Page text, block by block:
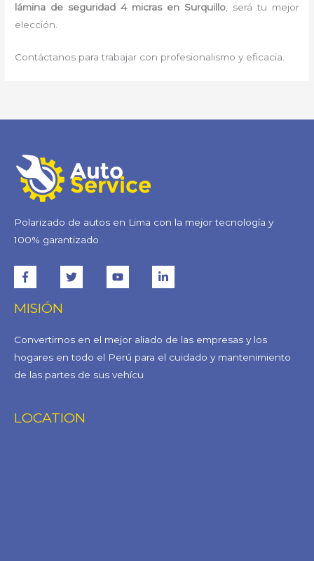
lámina de seguridad 4 micras en Surquillo , será tu mejor
elección.
Contáctanos para trabajar con profesionalismo y eficacia.
Polarizado de autos en Lima con la mejor tecnología y
100% garantizado
MISIÓN
Convertirnos en el mejor aliado de las empresas y los
hogares en todo el Perú para el cuidado y mantenimiento
de las partes de sus vehícu
LOCATION